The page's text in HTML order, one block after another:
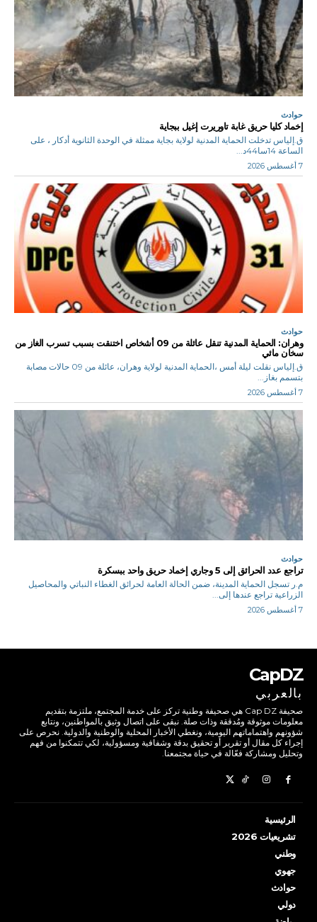
حوادث
إخماد كليا حريق غابة تاوريرت إغيل ببجاية
ق.إلياس تدخلت الحماية المدنية لولاية بجاية ممثلة في الوحدة الثانوية أدكار ، على
الساعة 14سا44د...
7 أغسطس 2026
حوادث
وهران: الحماية المدنية تنقل عائلة من 09 أشخاص اختنقت بسبب تسرب الغاز من
سخان مائي
ق.إلياس نقلت ليلة أمس ،الحماية المدنية لولاية وهران، عائلة من 09 حالات مصابة
بتسمم بغاز...
7 أغسطس 2026
حوادث
تراجع عدد الحرائق إلى 5 وجاري إخماد حريق واحد ببسكرة
م.ر تسجل الحماية المدينة، ضمن الحالة العامة لحرائق الغطاء النباتي والمحاصيل
الزراعية تراجع عندها إلى...
7 أغسطس 2026
CapDZ
بالعربي
صحيفة Cap DZ هي صحيفة وطنية تركز على خدمة المجتمع، ملتزمة بتقديم
معلومات موثوقة ومُدققة وذات صلة. نبقى على اتصال وثيق بالمواطنين، ونتابع
شؤونهم واهتماماتهم اليومية، ونغطي الأخبار المحلية والوطنية والدولية. نحرص على
إجراء كل مقال أو تقرير أو تحقيق بدقة وشفافية ومسؤولية، لكي تتمكنوا من فهم
وتحليل ومشاركة فعّالة في حياة مجتمعنا.
الرئيسية
تشريعيات 2026
وطني
جهوي
حوادث
دولي